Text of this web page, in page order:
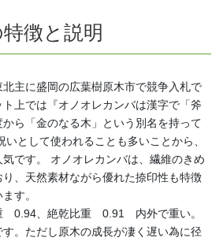
徴と説明
主に盛岡の広葉樹原木市で競争入札で
上では『オノオレカンバは漢字で「斧
ら「金のなる木」という別名を持って
として使われることも多いことから、
です。 オノオレカンバは、繊維のきめ
、天然素材ながら優れた捺印性も特徴
す。
0.94、絶乾比重 0.91 内外で重い。
。ただし原木の成長が凄く遅い為に径